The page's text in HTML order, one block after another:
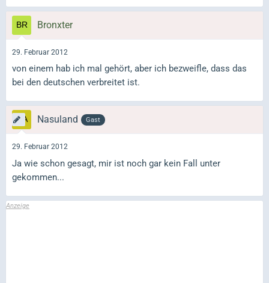
Bronxter
29. Februar 2012
von einem hab ich mal gehört, aber ich bezweifle, dass das
bei den deutschen verbreitet ist.
Nasuland Gast
29. Februar 2012
Ja wie schon gesagt, mir ist noch gar kein Fall unter
gekommen...